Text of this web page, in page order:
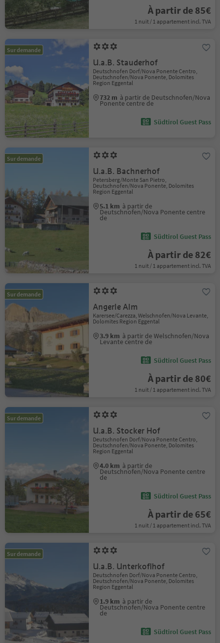
À partir de 85€
1 nuit / 1 appartement incl. TVA
Sur demande
U.a.B. Stauderhof
Deutschnofen Dorf/Nova Ponente Centro,
Deutschnofen/Nova Ponente, Dolomites
Region Eggental
732 m à partir de Deutschnofen/Nova
Ponente centre de
Südtirol Guest Pass
Sur demande
U.a.B. Bachnerhof
Petersberg/Monte San Pietro,
Deutschnofen/Nova Ponente, Dolomites
Region Eggental
5.1 km à partir de
Deutschnofen/Nova Ponente centre
de
Südtirol Guest Pass
À partir de 82€
1 nuit / 1 appartement incl. TVA
Sur demande
Angerle Alm
Karersee/Carezza, Welschnofen/Nova Levante,
Dolomites Region Eggental
3.9 km à partir de Welschnofen/Nova
Levante centre de
Südtirol Guest Pass
À partir de 80€
1 nuit / 1 appartement incl. TVA
Sur demande
U.a.B. Stocker Hof
Deutschnofen Dorf/Nova Ponente Centro,
Deutschnofen/Nova Ponente, Dolomites
Region Eggental
4.0 km à partir de
Deutschnofen/Nova Ponente centre
de
Südtirol Guest Pass
À partir de 65€
1 nuit / 1 appartement incl. TVA
Sur demande
U.a.B. Unterkoflhof
Deutschnofen Dorf/Nova Ponente Centro,
Deutschnofen/Nova Ponente, Dolomites
Region Eggental
1.9 km à partir de
Deutschnofen/Nova Ponente centre
de
Südtirol Guest Pass